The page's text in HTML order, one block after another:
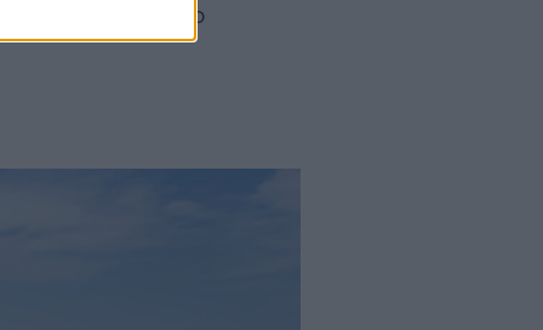
Είναι δύσκολο το